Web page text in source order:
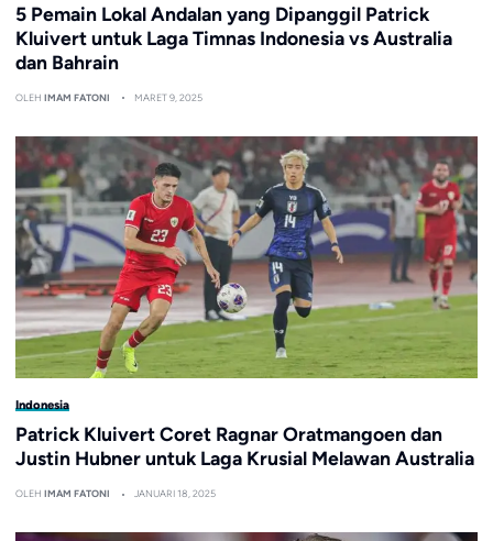
5 Pemain Lokal Andalan yang Dipanggil Patrick
Kluivert untuk Laga Timnas Indonesia vs Australia
dan Bahrain
OLEH IMAM FATONI MARET 9, 2025
Indonesia
Patrick Kluivert Coret Ragnar Oratmangoen dan
Justin Hubner untuk Laga Krusial Melawan Australia
OLEH IMAM FATONI JANUARI 18, 2025